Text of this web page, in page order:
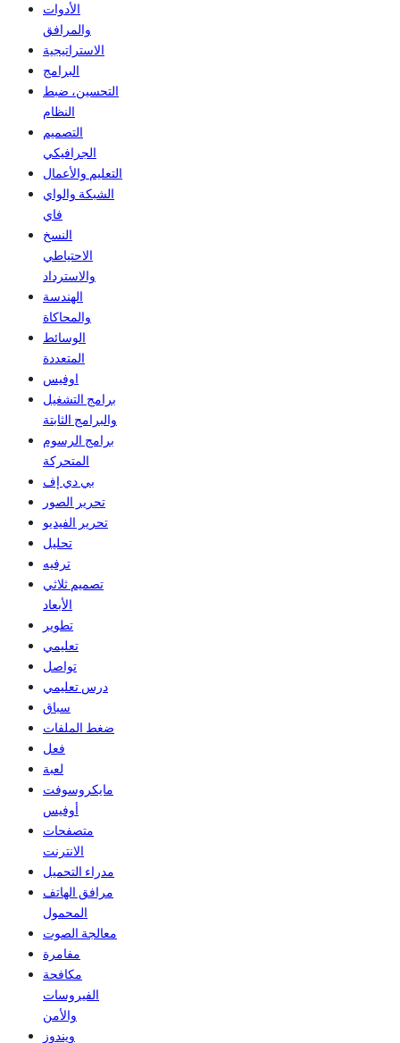
الأدوات
والمرافق
الاستراتيجية
البرامج
التحسين، ضبط
النظام
التصميم
الجرافيكي
التعليم والأعمال
الشبكة والواي
فاي
النسخ
الاحتياطي
والاسترداد
الهندسة
والمحاكاة
الوسائط
المتعددة
اوفيس
برامج التشغيل
والبرامج الثابتة
برامج الرسوم
المتحركة
بي دي إف
تحرير الصور
تحرير الفيديو
تحليل
ترفيه
تصميم ثلاثي
الأبعاد
تطوير
تعليمي
تواصل
درس تعليمي
سباق
ضغط الملفات
فعل
لعبة
مايكروسوفت
أوفيس
متصفحات
الانترنت
مدراء التحميل
مرافق الهاتف
المحمول
معالجة الصوت
مفامرة
مكافحة
الفيروسات
والأمن
ويندوز